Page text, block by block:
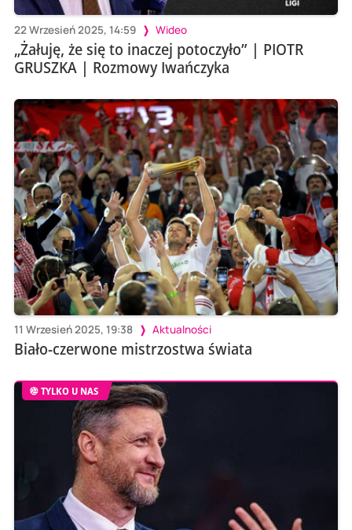
22 Wrzesień 2025, 14:59 Wideo
„Żałuję, że się to inaczej potoczyło” | PIOTR
GRUSZKA | Rozmowy Iwańczyka
11 Wrzesień 2025, 19:38 Aktualności
Biało-czerwone mistrzostwa świata
TYLKO U NAS